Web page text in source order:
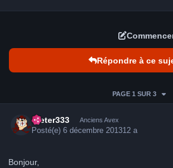
Répondre à ce
PAGE 1 SUR 3
Dieter333 Anciens Avex
Posté(e)6 décembre 201312 a
Bonjour,